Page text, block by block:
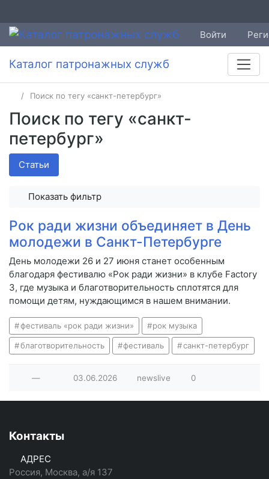
Войти
Каталог патронажных служб
Поиск по тегу «санкт-петербург»
Поиск по тегу «санкт-
петербург»
Статьи
Показать фильтр
Рок ради жизни объединяет в День
молодежи в Санкт-Петербурге
День молодежи 26 и 27 июня станет особенным
благодаря фестивалю «Рок ради жизни» в клубе Factory
3, где музыка и благотворительность сплотятся для
помощи детям, нуждающимся в нашем внимании.
фестиваль «рок ради жизни» рок музыка
благотворительность фестиваль санкт-петербург
— 03.06.2026 newslive 0
Контакты
АДРЕС
Россия, Москва, а/я 137